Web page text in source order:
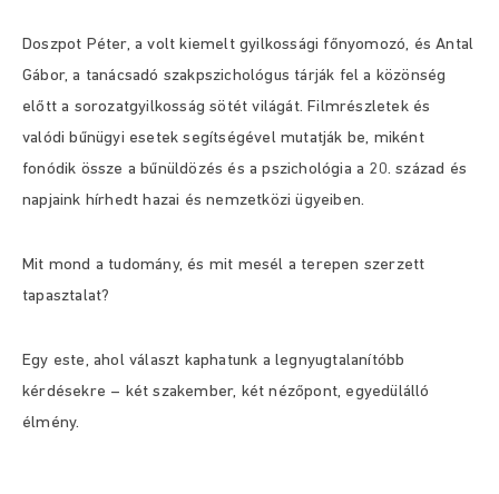
Doszpot Péter, a volt kiemelt gyilkossági főnyomozó, és Antal
Gábor, a tanácsadó szakpszichológus tárják fel a közönség
előtt a sorozatgyilkosság sötét világát. Filmrészletek és
valódi bűnügyi esetek segítségével mutatják be, miként
fonódik össze a bűnüldözés és a pszichológia a 20. század és
napjaink hírhedt hazai és nemzetközi ügyeiben.
Mit mond a tudomány, és mit mesél a terepen szerzett
tapasztalat?
Egy este, ahol választ kaphatunk a legnyugtalanítóbb
kérdésekre – két szakember, két nézőpont, egyedülálló
élmény.